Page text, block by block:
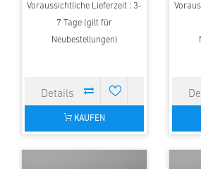
Voraussichtliche Lieferzeit : 3-
7 Tage (gilt für
Neubestellungen)
KAUFEN